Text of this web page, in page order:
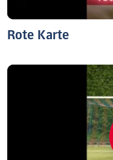
Rote Karte